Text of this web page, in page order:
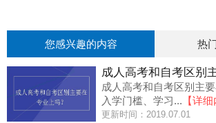
您感兴趣的内容 热
成人高考和自考区别主
入学门槛、学习... 【详细
更新时间：2019.07.01